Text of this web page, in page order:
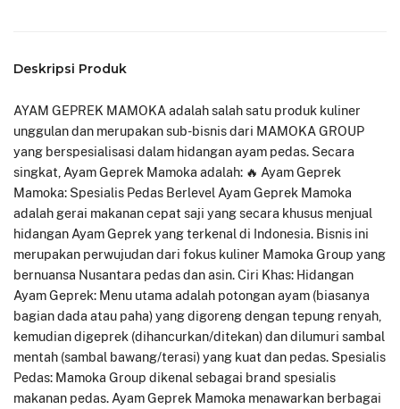
Deskripsi Produk
AYAM GEPREK MAMOKA adalah salah satu produk kuliner
unggulan dan merupakan sub-bisnis dari MAMOKA GROUP
yang berspesialisasi dalam hidangan ayam pedas. Secara
singkat, Ayam Geprek Mamoka adalah: 🔥 Ayam Geprek
Mamoka: Spesialis Pedas Berlevel Ayam Geprek Mamoka
adalah gerai makanan cepat saji yang secara khusus menjual
hidangan Ayam Geprek yang terkenal di Indonesia. Bisnis ini
merupakan perwujudan dari fokus kuliner Mamoka Group yang
bernuansa Nusantara pedas dan asin. Ciri Khas: Hidangan
Ayam Geprek: Menu utama adalah potongan ayam (biasanya
bagian dada atau paha) yang digoreng dengan tepung renyah,
kemudian digeprek (dihancurkan/ditekan) dan dilumuri sambal
mentah (sambal bawang/terasi) yang kuat dan pedas. Spesialis
Pedas: Mamoka Group dikenal sebagai brand spesialis
makanan pedas. Ayam Geprek Mamoka menawarkan berbagai